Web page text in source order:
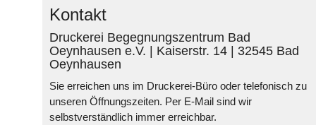
Kontakt
Druckerei Begegnungszentrum Bad
Oeynhausen e.V. | Kaiserstr. 14 | 32545 Bad
Oeynhausen
Sie erreichen uns im Druckerei-Büro oder telefonisch zu
unseren Öffnungszeiten. Per E-Mail sind wir
selbstverständlich immer erreichbar.